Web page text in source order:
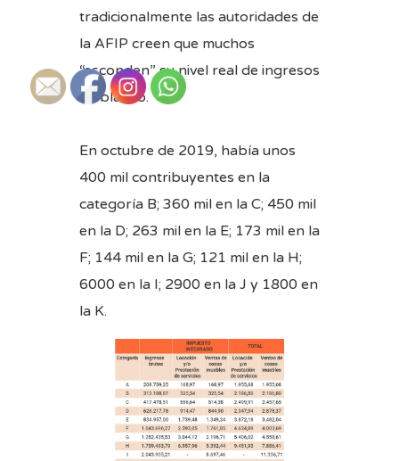
tradicionalmente las autoridades de
la AFIP creen que muchos
“esconden” su nivel real de ingresos
en blanco.
En octubre de 2019, había unos
400 mil contribuyentes en la
categoría B; 360 mil en la C; 450 mil
en la D; 263 mil en la E; 173 mil en la
F; 144 mil en la G; 121 mil en la H;
6000 en la I; 2900 en la J y 1800 en
la K.